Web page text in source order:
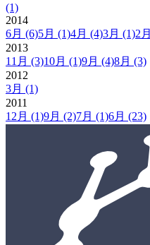
(1)
2014
6月 (6)5月 (1)4月 (4)3月 (1)2月
2013
11月 (3)10月 (1)9月 (4)8月 (3)
2012
3月 (1)
2011
12月 (1)9月 (2)7月 (1)6月 (23)